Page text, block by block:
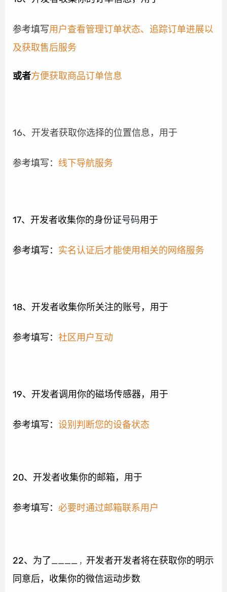
参考填写用户查看管理订单状态、追踪订单进展以
及获取售后服务
或者方便获取商品订单信息
16、 开发者获取你选择的位置信息，用于
参考填写： 线下导航服务
17、开发者收集你的身份证号码用于
参考填写： 实名认证后才能使用相关的网络服务
18、开发者收集你所关注的账号，用于
参考填写： 社区用户互动
19、开发者调用你的磁场传感器，用于
参考填写： 设别判断您的设备状态
20、开发者收集你的邮箱，用于
参考填写： 必要时通过邮箱联系用户
22、为了____ ， 开发者开发者将在获取你的明示
同意后，收集你的微信运动步数